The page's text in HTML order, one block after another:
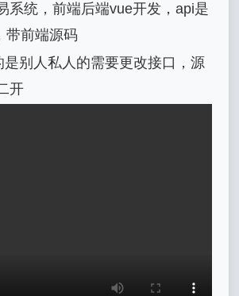
系统，前端后端vue开发，api是
带前端源码
是别人私人的需要更改接口，源
开